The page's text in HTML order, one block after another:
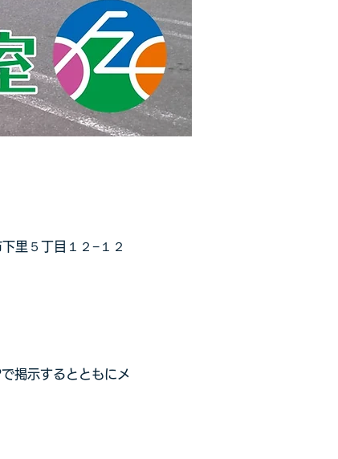
里５丁目１２−１２
掲示するとともにメ